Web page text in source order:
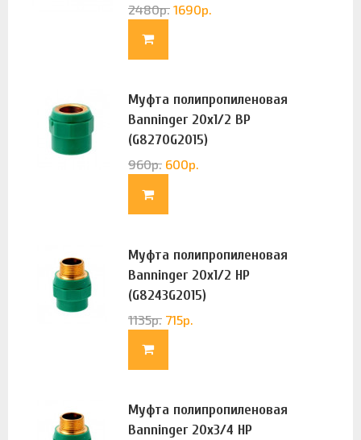
2480р. 1690р.
Муфта полипропиленовая
Banninger 20х1/2 ВР
(G8270G2015)
960р. 600р.
Муфта полипропиленовая
Banninger 20х1/2 НР
(G8243G2015)
1135р. 715р.
Муфта полипропиленовая
Banninger 20х3/4 НР